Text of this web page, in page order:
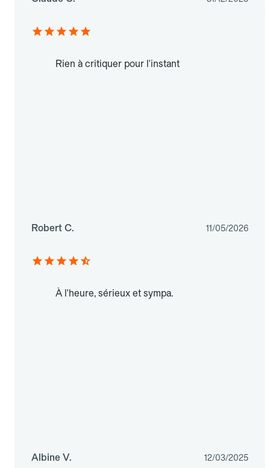
Rien à critiquer pour l'instant
Robert C. 11/05/2026
À l'heure, sérieux et sympa.
Albine V. 12/03/2025